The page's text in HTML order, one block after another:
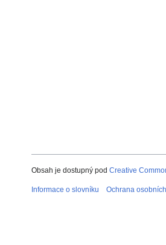
Obsah je dostupný pod Creative
Informace o slovníku Ochrana